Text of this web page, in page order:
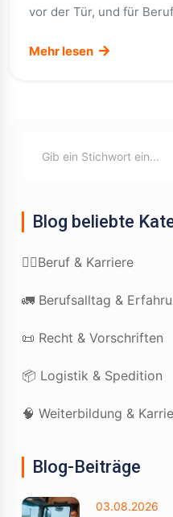
vor der Tür, und für
Mehr lesen
Blog beliebte
👷‍♂️Beruf & Karriere
🚛 Berufsalltag &
📜 Recht & Vorschriften
📦 Logistik & Spedition
🧠 Weiterbildung &
Blog-Beiträge
03.08.2026